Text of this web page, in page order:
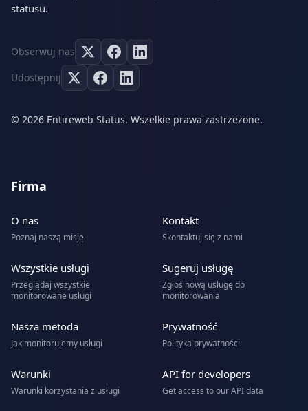
statusu.
Obserwuj nas
Udostępnij
© 2026 Entireweb Status. Wszelkie prawa zastrzeżone.
Firma
O nas
Poznaj naszą misję
Kontakt
Skontaktuj się z nami
Wszystkie usługi
Przeglądaj wszystkie
monitorowane usługi
Sugeruj usługę
Zgłoś nową usługę do
monitorowania
Nasza metoda
Jak monitorujemy usługi
Prywatność
Polityka prywatności
Warunki
Warunki korzystania z usługi
API for developers
Get access to our API data